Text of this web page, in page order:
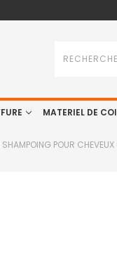
MATERIEL DE
POUR